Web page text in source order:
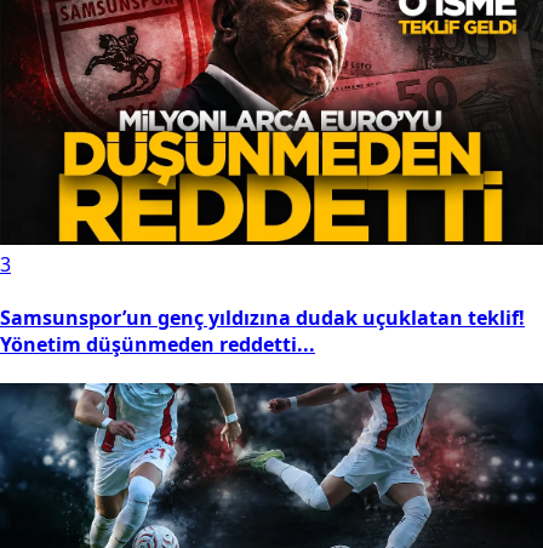
3
Samsunspor’un genç yıldızına dudak uçuklatan teklif!
Yönetim düşünmeden reddetti...